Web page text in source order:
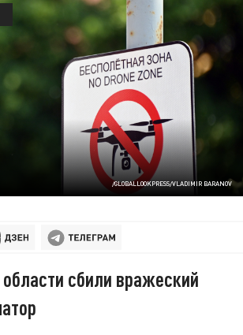
/GLOBALLOOKPRESS/VLADIMIR BARANOV
сбили вражеский